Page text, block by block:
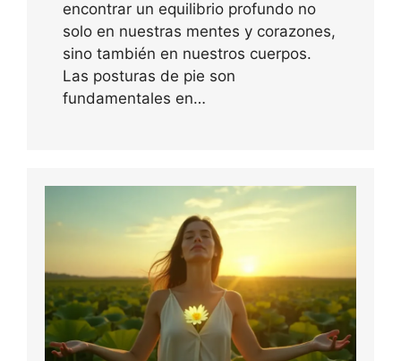
encontrar un equilibrio profundo no
solo en nuestras mentes y corazones,
sino también en nuestros cuerpos.
Las posturas de pie son
fundamentales en…